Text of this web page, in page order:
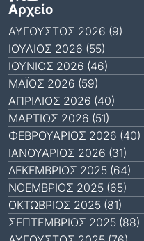
Αρχείο
ΑΎΓΟΥΣΤΟΣ 2026 (9)
ΙΟΎΛΙΟΣ 2026 (55)
ΙΟΎΝΙΟΣ 2026 (46)
ΜΆΙΟΣ 2026 (59)
ΑΠΡΊΛΙΟΣ 2026 (40)
ΜΆΡΤΙΟΣ 2026 (51)
ΦΕΒΡΟΥΆΡΙΟΣ 2026 (40)
ΙΑΝΟΥΆΡΙΟΣ 2026 (31)
ΔΕΚΈΜΒΡΙΟΣ 2025 (64)
ΝΟΈΜΒΡΙΟΣ 2025 (65)
ΟΚΤΏΒΡΙΟΣ 2025 (81)
ΣΕΠΤΈΜΒΡΙΟΣ 2025 (88)